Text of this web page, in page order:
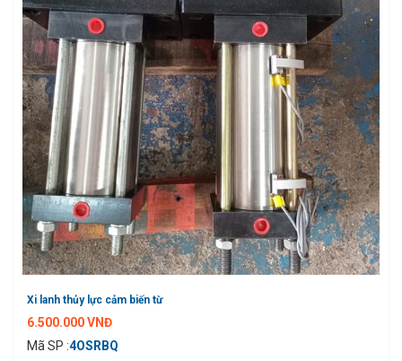
Xi lanh thủy lực cảm biến từ
6.500.000 VNĐ
Mã SP :4OSRBQ